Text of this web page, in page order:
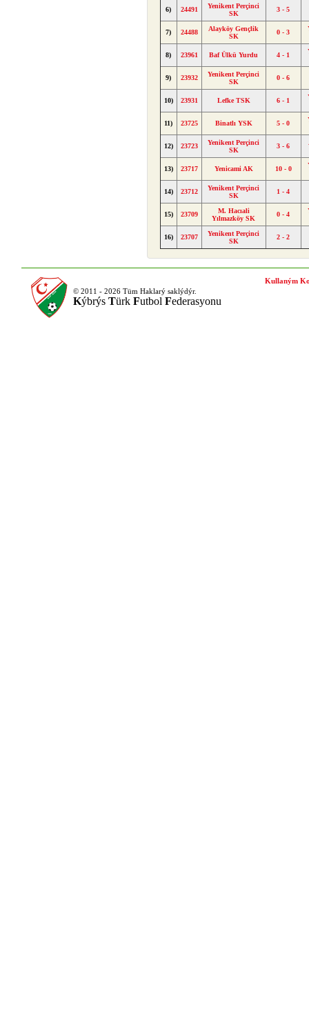
6) 24491
Yenikent Perçinci
SK
3 - 5
7) 24488
Alayköy Gençlik
SK
0 - 3
8) 23961 Baf Ülkü Yurdu 4 - 1
9) 23932
Yenikent Perçinci
SK
0 - 6
10) 23931 Lefke TSK 6 - 1
11) 23725 Binatlı YSK 5 - 0
12) 23723
Yenikent Perçinci
SK
3 - 6
13) 23717 Yenicami AK 10 - 0
14) 23712
Yenikent Perçinci
SK
1 - 4
15) 23709
M. Hacıali
Yılmazköy SK
0 - 4
16) 23707
Yenikent Perçinci
SK
2 - 2
© 2011 - 2026 Tüm Haklarý saklýdýr.
Kýbrýs Türk Futbol Federasyonu
Kullaným